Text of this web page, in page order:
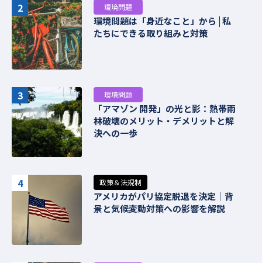
2 環境問題
環境問題は「身近なこと」から | 私
たちにできる取り組みと対策
3 環境問題
「アマゾン 開発」の光と影：熱帯雨
林破壊のメリット・デメリットと解
決への一歩
4 政策＆法規制
アメリカがパリ協定脱退を決定｜背
景と気候変動対策への影響を解説